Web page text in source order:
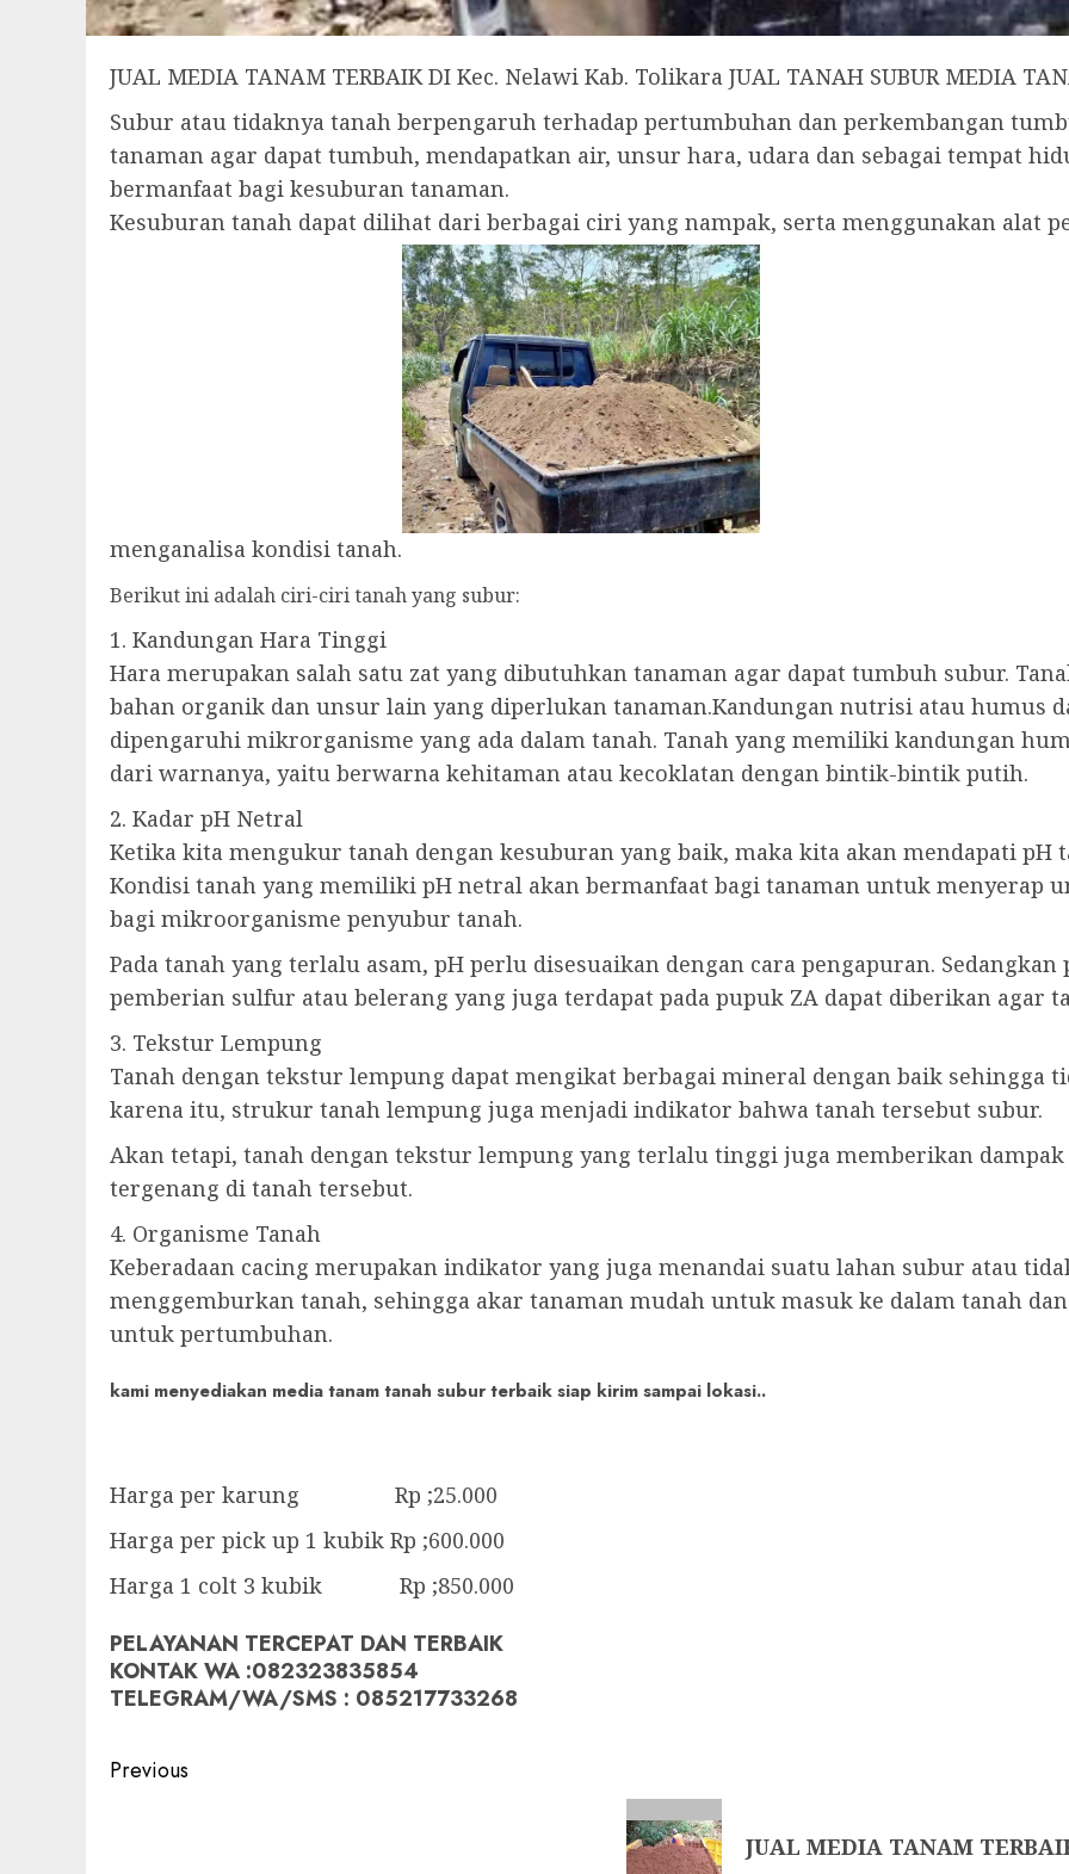
JUAL MEDIA TANAM TERBAIK DI Kec. Nelawi Kab. Tolikara JUAL TANAH SUBUR MEDIA
Subur atau tidaknya tanah berpengaruh terhadap pertumbuhan dan perkembangan
tanaman agar dapat tumbuh, mendapatkan air, unsur hara, udara dan sebagai tempat
bermanfaat bagi kesuburan tanaman.
Kesuburan tanah dapat dilihat dari berbagai ciri yang nampak, serta menggunakan alat
menganalisa kondisi tanah.
Berikut ini adalah ciri-ciri tanah yang subur:
1. Kandungan Hara Tinggi
Hara merupakan salah satu zat yang dibutuhkan tanaman agar dapat tumbuh subur.
bahan organik dan unsur lain yang diperlukan tanaman.Kandungan nutrisi atau humus
dipengaruhi mikrorganisme yang ada dalam tanah. Tanah yang memiliki kandungan
dari warnanya, yaitu berwarna kehitaman atau kecoklatan dengan bintik-bintik putih.
2. Kadar pH Netral
Ketika kita mengukur tanah dengan kesuburan yang baik, maka kita akan mendapati pH
Kondisi tanah yang memiliki pH netral akan bermanfaat bagi tanaman untuk menyerap
bagi mikroorganisme penyubur tanah.
Pada tanah yang terlalu asam, pH perlu disesuaikan dengan cara pengapuran.
pemberian sulfur atau belerang yang juga terdapat pada pupuk ZA dapat diberikan agar
3. Tekstur Lempung
Tanah dengan tekstur lempung dapat mengikat berbagai mineral dengan baik sehingga
karena itu, strukur tanah lempung juga menjadi indikator bahwa tanah tersebut subur.
Akan tetapi, tanah dengan tekstur lempung yang terlalu tinggi juga memberikan
tergenang di tanah tersebut.
4. Organisme Tanah
Keberadaan cacing merupakan indikator yang juga menandai suatu lahan subur atau
menggemburkan tanah, sehingga akar tanaman mudah untuk masuk ke dalam tanah
untuk pertumbuhan.
kami menyediakan media tanam tanah subur terbaik siap kirim sampai lokasi..
Harga per karung Rp ;25.000
Harga per pick up 1 kubik Rp ;600.000
Harga 1 colt 3 kubik Rp ;850.000
PELAYANAN TERCEPAT DAN TERBAIK
KONTAK WA :082323835854
TELEGRAM/WA/SMS : 085217733268
Post
Previous
JUAL MEDIA TANAM